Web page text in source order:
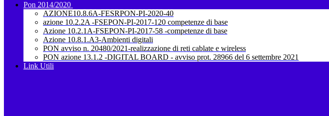
Pon 2014/2020
AZIONE10.8.6A-FESRPON-PI-2020-40
azione 10.2.2A -FSEPON-PI-2017-120 competenze di base
Azione 10.2.1A-FSEPON-PI-2017-58 -competenze di base
Azione 10.8.1.A3-Ambienti digitali
PON avviso n. 20480/2021-realizzazione di reti cablate e wireless
PON azione 13.1.2 -DIGITAL BOARD - avviso prot. 28966 del 6 settembre 2021
Link Utili